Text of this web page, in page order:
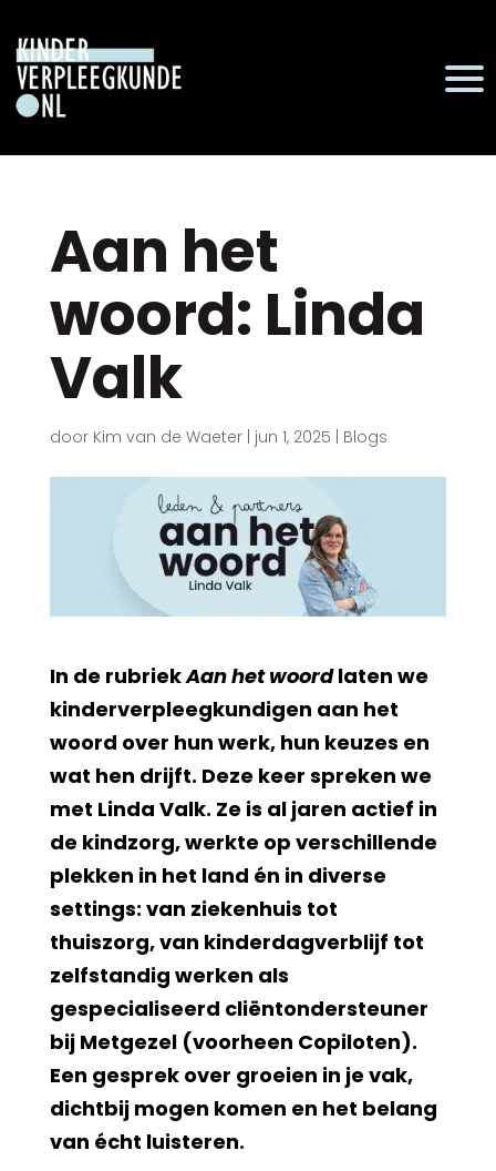
Aan het
woord: Linda
Valk
door Kim van de Waeter| jun 1, 2025 Blogs
In de rubriekAan het woordlaten we
kinderverpleegkundigen aan het
woord over hun werk, hun keuzes en
wat hen drijft. Deze keer spreken we
met Linda Valk. Ze is al jaren actief in
de kindzorg, werkte op verschillende
plekken in het land én in diverse
settings: van ziekenhuis tot
thuiszorg, van kinderdagverblijf tot
zelfstandig werken als
gespecialiseerd cliëntondersteuner
bij Metgezel (voorheen Copiloten).
Een gesprek over groeien in je vak,
dichtbij mogen komen en het belang
van écht luisteren.